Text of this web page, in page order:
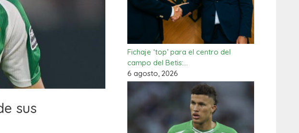
sus
Fichaje ‘top’ para el centro del
campo del Betis:…
6 agosto, 2026